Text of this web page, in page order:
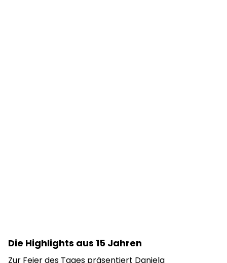
Die Highlights aus 15 Jahren
Zur Feier des Tages präsentiert Daniela